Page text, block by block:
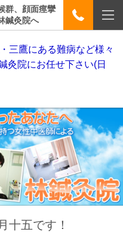
群、顔面痙攣
鍼灸院へ
三鷹にある難病など様々
灸院にお任せ下さい(日
十五です！